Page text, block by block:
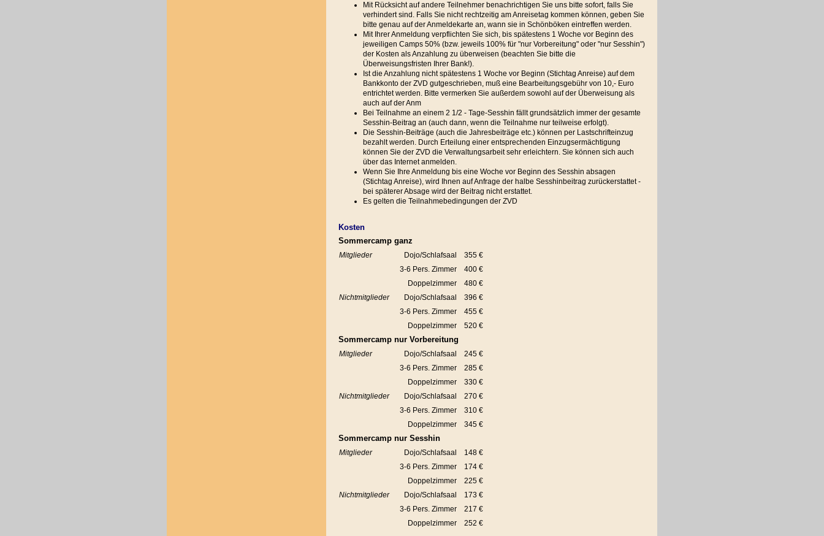
Mit Rücksicht auf andere Teilnehmer benachrichtigen Sie uns bitte sofort, falls Sie
verhindert sind. Falls Sie nicht rechtzeitig am Anreisetag kommen können, geben Sie
bitte genau auf der Anmeldekarte an, wann sie in Schönböken eintreffen werden.
Mit Ihrer Anmeldung verpflichten Sie sich, bis spätestens 1 Woche vor Beginn des
jeweiligen Camps 50% (bzw. jeweils 100% für "nur Vorbereitung" oder "nur Sesshin")
der Kosten als Anzahlung zu überweisen (beachten Sie bitte die
Überweisungsfristen Ihrer Bank!).
Ist die Anzahlung nicht spätestens 1 Woche vor Beginn (Stichtag Anreise) auf dem
Bankkonto der ZVD gutgeschrieben, muß eine Bearbeitungsgebühr von 10,- Euro
entrichtet werden. Bitte vermerken Sie außerdem sowohl auf der Überweisung als
auch auf der Anm
Bei Teilnahme an einem 2 1/2 - Tage-Sesshin fällt grundsätzlich immer der gesamte
Sesshin-Beitrag an (auch dann, wenn die Teilnahme nur teilweise erfolgt).
Die Sesshin-Beiträge (auch die Jahresbeiträge etc.) können per Lastschrifteinzug
bezahlt werden. Durch Erteilung einer entsprechenden Einzugsermächtigung
können Sie der ZVD die Verwaltungsarbeit sehr erleichtern. Sie können sich auch
über das Internet anmelden.
Wenn Sie Ihre Anmeldung bis eine Woche vor Beginn des Sesshin absagen
(Stichtag Anreise), wird Ihnen auf Anfrage der halbe Sesshinbeitrag zurückerstattet -
bei späterer Absage wird der Beitrag nicht erstattet.
Es gelten die Teilnahmebedingungen der ZVD
Kosten
Sommercamp ganz
Mitglieder Dojo/Schlafsaal
355 €
3-6 Pers. Zimmer
400 €
Doppelzimmer
480 €
Nichtmitglieder
Dojo/Schlafsaal
396 €
3-6 Pers. Zimmer
455 €
Doppelzimmer
520 €
Sommercamp nur Vorbereitung
Mitglieder Dojo/Schlafsaal
245 €
3-6 Pers. Zimmer
285 €
Doppelzimmer
330 €
Nichtmitglieder
Dojo/Schlafsaal
270 €
3-6 Pers. Zimmer
310 €
Doppelzimmer
345 €
Sommercamp nur Sesshin
Mitglieder Dojo/Schlafsaal
148 €
3-6 Pers. Zimmer
174 €
Doppelzimmer
225 €
Nichtmitglieder
Dojo/Schlafsaal
173 €
3-6 Pers. Zimmer
217 €
Doppelzimmer
252 €